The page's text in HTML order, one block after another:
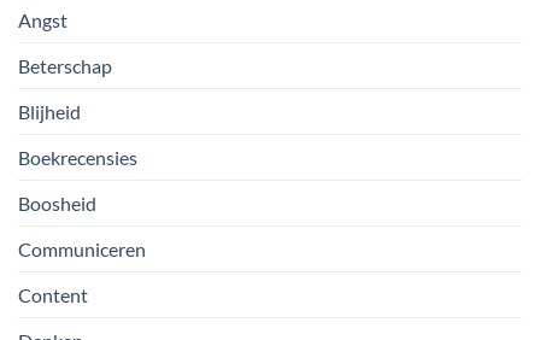
Angst
Beterschap
Blijheid
Boekrecensies
Boosheid
Communiceren
Content